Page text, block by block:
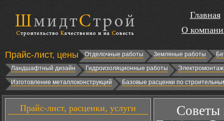
Главная
О
Прайс-лист, цены Отделочные работы Земляные работы
Ландшафтный дизайн
Гидроизоляционные работы
Изготовление металлоконструкций
Базовые расценки по
Прайс-лист, расценки, услуги Советы